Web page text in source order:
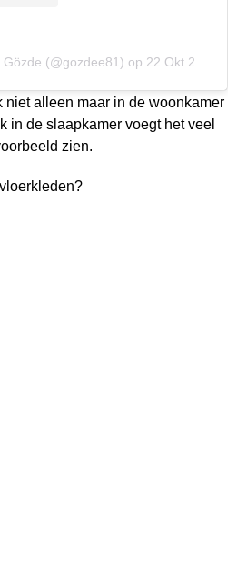
(@gozdee81) op 22 Okt 2019 om 11:29 (PDT)
niet alleen maar in de woonkamer
in de slaapkamer voegt het veel
zien.